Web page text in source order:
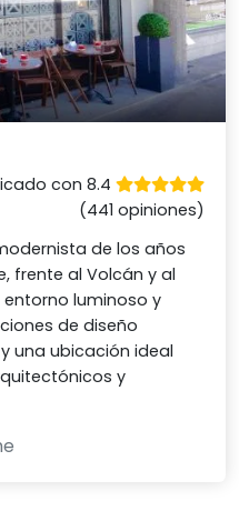
con 8.4
(441 opiniones)
de los años
frente al Volcán y al
entorno luminoso y
de diseño
una ubicación ideal
y